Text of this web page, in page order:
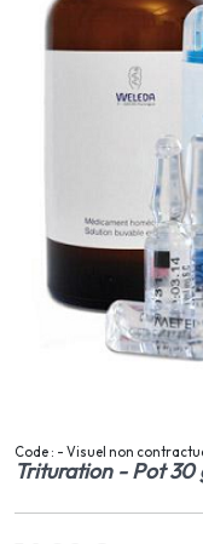
Code : - Visuel non
Trituration - Pot 30